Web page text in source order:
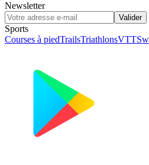
Newsletter
Valider
Sports
Courses à piedTrailsTriathlonsVTT